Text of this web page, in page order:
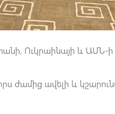
Ուկրաինայի և ԱՄՆ-ի
ժամից ավելի և